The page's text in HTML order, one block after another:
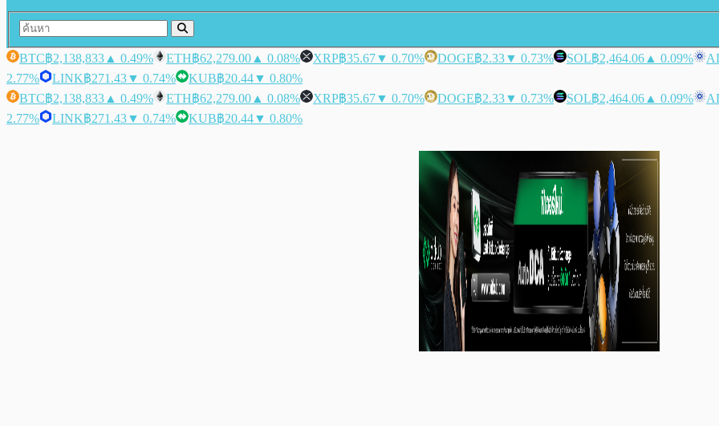
BTC฿2,138,833 ▲ 0.49% ETH฿62,279.00 ▲ 0.08% XRP฿35.67▼ 0.70% DOGE฿2.33▼ 0.73% SOL฿2,464.06 ▲ 0.09%
2.77%
LINK฿271.43▼ 0.74% KUB฿20.44▼ 0.80%
BTC฿2,138,833 ▲ 0.49% ETH฿62,279.00 ▲ 0.08% XRP฿35.67▼ 0.70% DOGE฿2.33▼ 0.73% SOL฿2,464.06 ▲ 0.09%
2.77%
LINK฿271.43▼ 0.74% KUB฿20.44▼ 0.80%